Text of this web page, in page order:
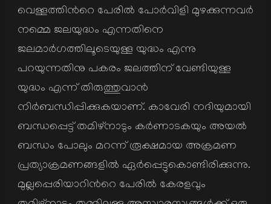
വെള്ളത്തിന്‍റെ പേരില്‍ പോര്‍വിളി മുഴക്കുന്നവര്‍
നമ്മെ ജലയുദ്ധം എന്നതിനെ
ജലമാര്‍ഗത്തിലൂടെയുള്ള യുദ്ധം എന്നു
പറയുന്നതിനു പകരം ജലത്തിന് വേണ്ടിയുള്ള
യുദ്ധം എന്ന് തിരുത്തുവാന്‍
നിര്‍ബന്ധിപ്പിക്കുകയാണ്. കാവേരി നദിയുമായി
ബന്ധപ്പെട്ട് തമിഴ്നാടും കര്‍ണാടകയും അയല്‍
ബന്ധം പോലും മറന്ന് രൂക്ഷമായ അക്രമണ
പ്രത്യാക്രമണങ്ങളില്‍ ഏര്‍പ്പെട്ടുകൊണ്ടിരിക്കുന്നു.
മുല്ലപ്പെരിയാറിന്‍റെ പേരില്‍ കേരളവും